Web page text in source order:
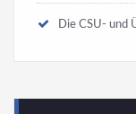
Die CSU- und